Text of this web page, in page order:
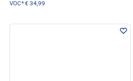
VOC*€ 34,99